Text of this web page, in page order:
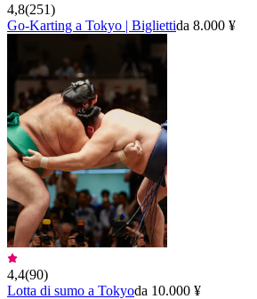
4,8(251)
Go-Karting a Tokyo | Bigliettida 8.000 ¥
4,4(90)
Lotta di sumo a Tokyoda 10.000 ¥